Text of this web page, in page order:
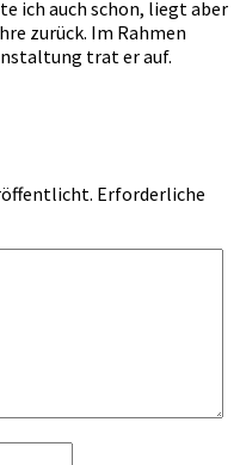
ich auch schon, liegt aber
zurück. Im Rahmen
trat er auf.
Erforderliche